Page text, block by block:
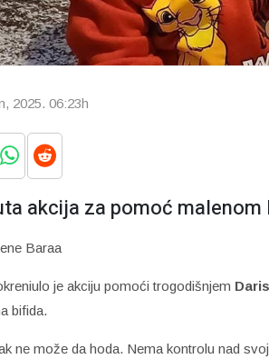
2025. 06:23h
akcija za pomoć malenom
Baraa
je akciju pomoći trogodišnjem
bifida.
ne može da hoda. Nema kontrolu nad